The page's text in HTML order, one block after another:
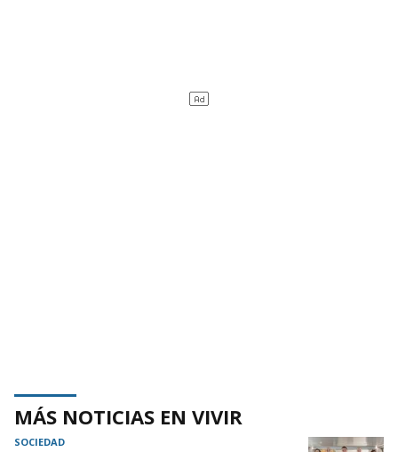
MÁS NOTICIAS EN VIVIR
SOCIEDAD